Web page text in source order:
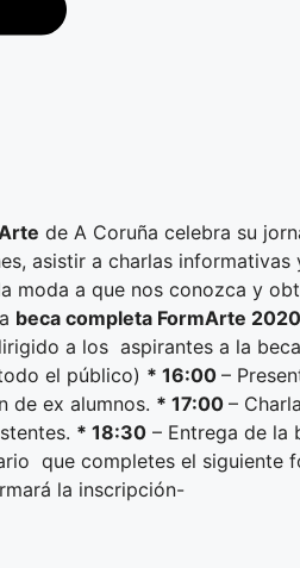
de A Coruña celebra su
asistir a charlas
moda a que nos conozca y
beca completa FormArte 2020
a los aspirantes a la
el público) * 16:00 –
de ex alumnos. * 17:00 –
* 18:30 – Entrega de la
que completes el siguiente
la inscripción-